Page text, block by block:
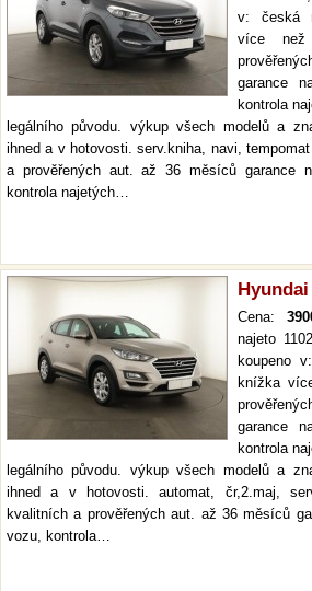
v: česká
více
garance
kontrola
legálního původu. výkup všech modelů a
ihned a v hotovosti. serv.kniha, navi,
a prověřených aut. až 36 měsíců garance
kontrola najetých…
Cena:
najeto
koupeno
knížka
garance
kontrola
legálního původu. výkup všech modelů a
ihned a v hotovosti. automat, čr,2.maj,
kvalitních a prověřených aut. až 36 měsíců
vozu, kontrola…